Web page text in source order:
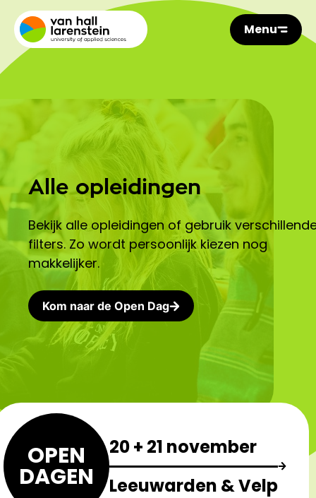
Menu
Alle opleidingen
Bekijk alle opleidingen of gebruik
filters. Zo wordt persoonlijk kiezen nog
makkelijker.
Kom naar de Open Dag
OPEN
DAGEN
20 + 21 november
Leeuwarden & Velp